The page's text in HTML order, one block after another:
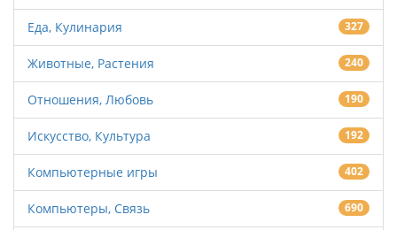
Еда, Кулинария 327
Животные, Растения 240
Отношения, Любовь 190
Искусство, Культура 192
Компьютерные игры 402
Компьютеры, Связь 690